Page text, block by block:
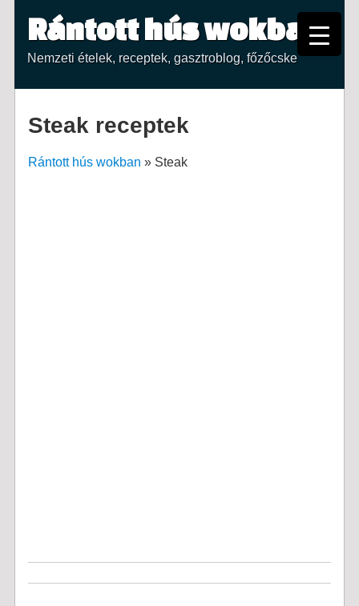
Rántott hús wokban
Nemzeti ételek, receptek, gasztroblog, főzőcske
Steak receptek
Rántott hús wokban » Steak